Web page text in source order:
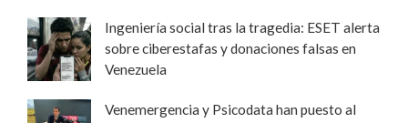
Ingeniería social tras la tragedia: ESET alerta
sobre ciberestafas y donaciones falsas en
Venezuela
Venemergencia y Psicodata han puesto al